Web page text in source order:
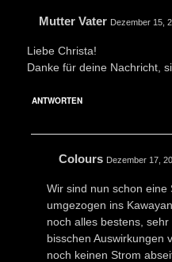
Mutter Vater Dezember 15,
Liebe Christa!
Danke für deine Nachricht,
ANTWORTEN
Colours Dezember 17,
Wir sind nun schon eine
umgezogen ins
noch alles bestens,
bisschen Auswirkungen
noch keinen Strom